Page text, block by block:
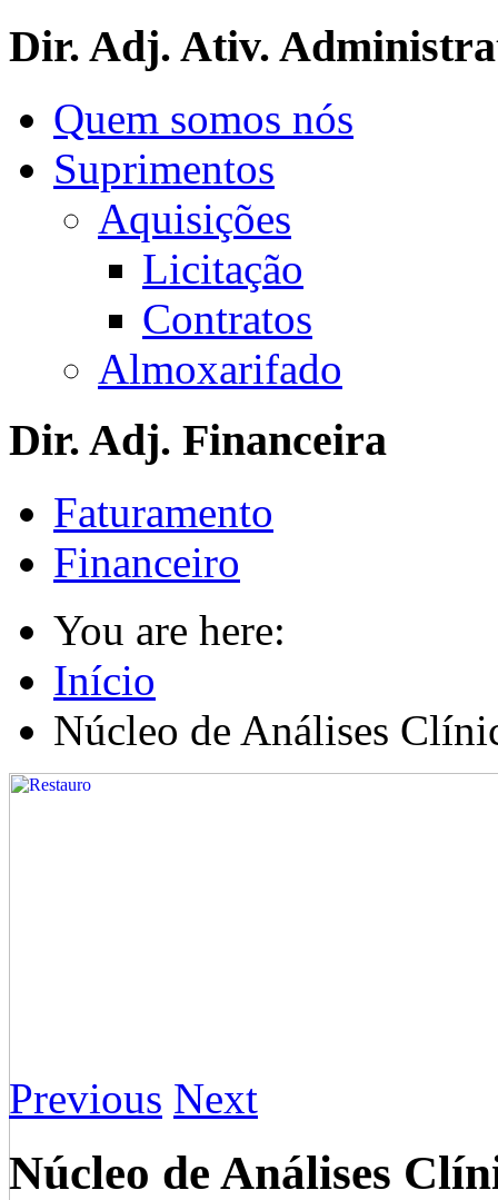
Dir. Adj. Ativ.
Quem somos nós
Suprimentos
Aquisições
Licitação
Contratos
Almoxarifado
Dir. Adj. Financeira
Faturamento
Financeiro
You are here:
Início
Núcleo de Análises
Previous Next
Núcleo de Análises